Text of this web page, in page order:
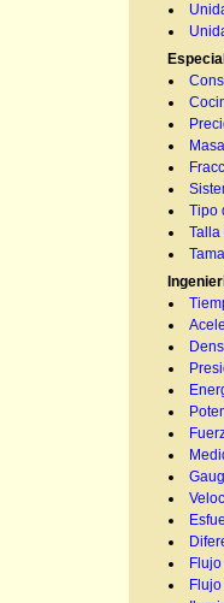
Especial
Tipo
Talla